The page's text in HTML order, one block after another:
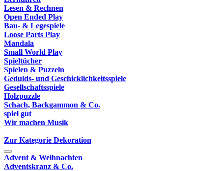
Lesen & Rechnen
Open Ended Play
Bau- & Legespiele
Loose Parts Play
Mandala
Small World Play
Spieltücher
Spielen & Puzzeln
Gedulds- und Geschicklichkeitsspiele
Gesellschaftsspiele
Holzpuzzle
Schach, Backgammon & Co.
spiel gut
Wir machen Musik
Zur Kategorie Dekoration
Advent & Weihnachten
Adventskranz & Co.